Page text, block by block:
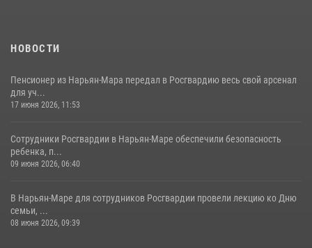
НОВОСТИ
Пенсионер из Нарьян-Мара передал в Росгвардию весь свой арсенал
для уч...
17 июня 2026, 11:53
Сотрудники Росгвардии в Нарьян-Маре обеспечили безопасность
ребенка, п...
09 июня 2026, 06:40
В Нарьян-Маре для сотрудников Росгвардии провели лекцию ко Дню
семьи, ...
08 июня 2026, 09:39